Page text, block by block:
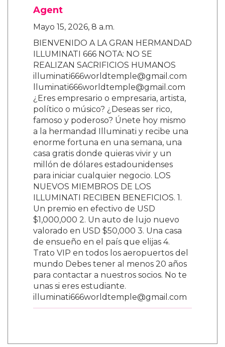
Agent
Mayo 15, 2026, 8 a.m.
BIENVENIDO A LA GRAN HERMANDAD
ILLUMINATI 666 NOTA: NO SE
REALIZAN SACRIFICIOS HUMANOS
illuminati666worldtemple@gmail.com
lluminati666worldtemple@gmail.com
¿Eres empresario o empresaria, artista,
político o músico? ¿Deseas ser rico,
famoso y poderoso? Únete hoy mismo
a la hermandad Illuminati y recibe una
enorme fortuna en una semana, una
casa gratis donde quieras vivir y un
millón de dólares estadounidenses
para iniciar cualquier negocio. LOS
NUEVOS MIEMBROS DE LOS
ILLUMINATI RECIBEN BENEFICIOS. 1.
Un premio en efectivo de USD
$1,000,000 2. Un auto de lujo nuevo
valorado en USD $50,000 3. Una casa
de ensueño en el país que elijas 4.
Trato VIP en todos los aeropuertos del
mundo Debes tener al menos 20 años
para contactar a nuestros socios. No te
unas si eres estudiante.
illuminati666worldtemple@gmail.com